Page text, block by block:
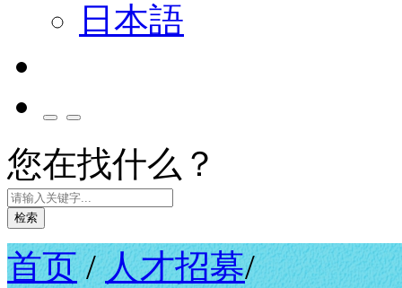
日本語
您在找什么？
检索
首页 / 人才招募/